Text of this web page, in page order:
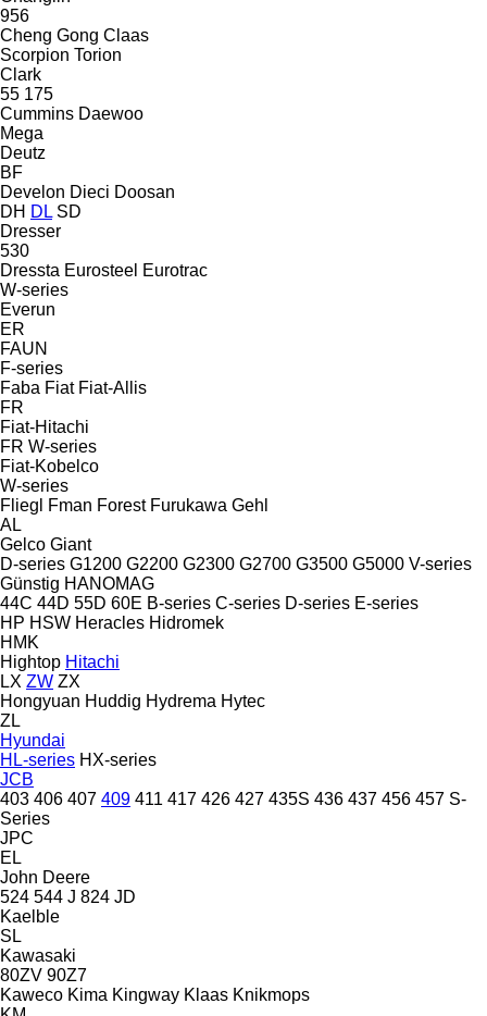
956
Cheng Gong Claas
Scorpion Torion
Clark
55 175
Cummins Daewoo
Mega
Deutz
BF
Develon Dieci Doosan
DH DL SD
Dresser
530
Dressta Eurosteel Eurotrac
W-series
Everun
ER
FAUN
F-series
Faba Fiat Fiat-Allis
FR
Fiat-Hitachi
FR W-series
Fiat-Kobelco
W-series
Fliegl
Fman Forest Furukawa Gehl
AL
Gelco Giant
D-series G1200 G2200 G2300 G2700 G3500 G5000 V-series
Günstig HANOMAG
44C 44D 55D 60E B-series C-series D-series E-series
HP HSW Heracles Hidromek
HMK
Hightop Hitachi
LX ZW ZX
Hongyuan Huddig Hydrema Hytec
ZL
Hyundai
HL-series HX-series
JCB
403 406 407 409 411 417 426 427 435S 436 437 456 457 S-
Series
JPC
EL
John Deere
524 544 J 824 JD
Kaelble
SL
Kawasaki
80ZV 90Z7
Kaweco Kima Kingway Klaas Knikmops